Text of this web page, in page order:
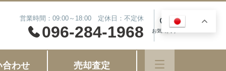
営業時間：09:00～18:00 定休日：不定休
096-284-1968 お気に入り
合わせ 売却査定